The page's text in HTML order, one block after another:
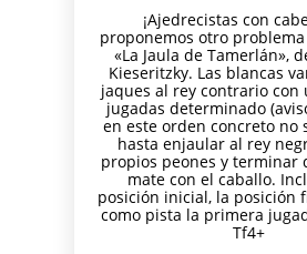
CABEZA –
JUNIO 2026
TODAS
LAS
EDADES
Y
NIVELES
– 13 DE
JUNIO
MAYO
2026
BOLETÍN
MAYO 2026 –
COMUNIDAD
AJEDREZ
CON
CABEZA
30
ABRIL
2026
TORNEO
PARA
TODAS
LAS
EDADES
Y
NIVELES
–
AJEDREZ
29
ABRIL
2026
AJEDREZ
27
ABRIL
2026
DE VERANO
¡Ajedrecistas con
proponemos otro
«La Jaula de Tamerlán»,
Kieseritzky. Las blancas
jaques al rey contrario con
jugadas determinado
en este orden concreto no
hasta enjaular al rey
propios peones y terminar
mate con el caballo.
posición inicial, la posición
como pista la primera
Tf4+